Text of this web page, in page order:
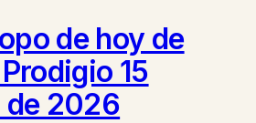
de hoy de
15
de 2026